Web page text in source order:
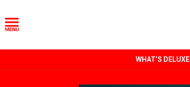
WHAT’S DELUXE